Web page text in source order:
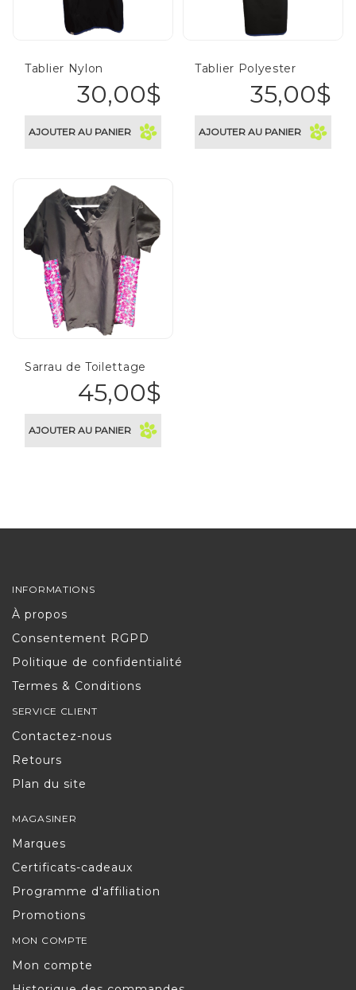
Tablier Nylon
30,00$
Tablier Polyester
35,00$
Sarrau de Toilettage
45,00$
INFORMATIONS
À propos
Consentement RGPD
Politique de confidentialité
Termes & Conditions
SERVICE CLIENT
Contactez-nous
Retours
Plan du site
MAGASINER
Marques
Certificats-cadeaux
Programme d'affiliation
Promotions
MON COMPTE
Mon compte